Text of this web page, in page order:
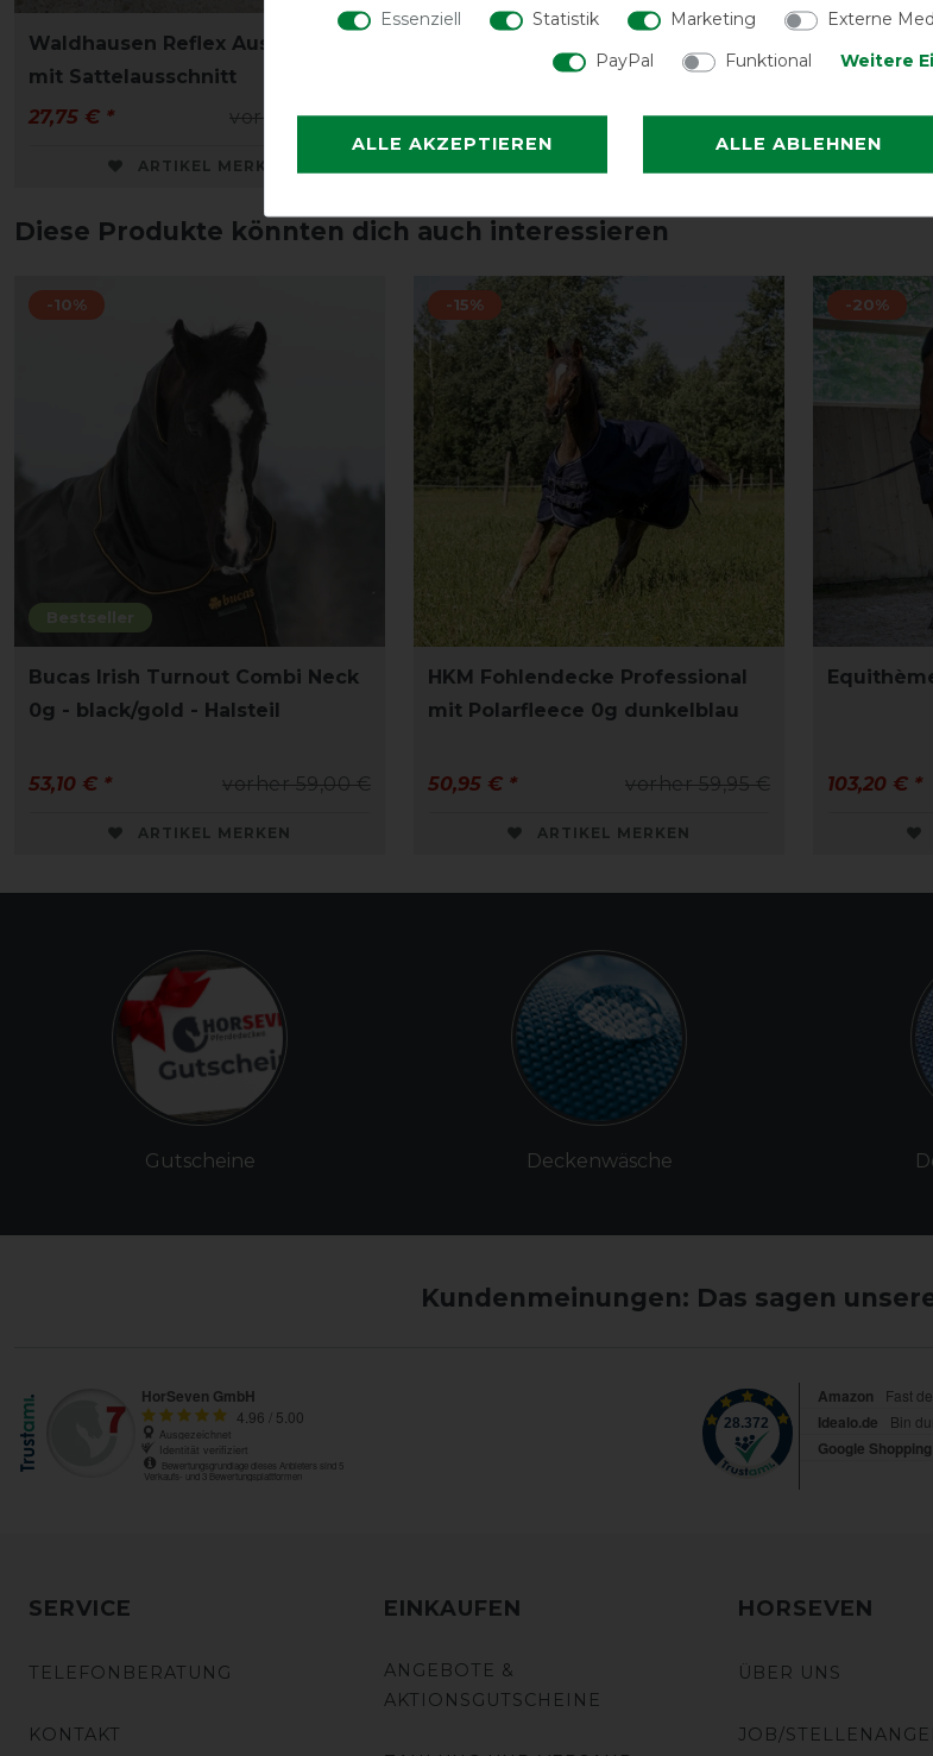
Waldhausen Reflex Ausreitdecke
mit Sattelausschnitt
vorher 31,95 €
27,75 € *
ARTIKEL MERKEN
Turnout 250g
vorher 291,90 €
262,75 € *
mit
17,35 € *
Diese Produkte könnten dich auch interessieren
Bestseller
-10%
Bucas Irish Turnout Combi Neck
0g - black/gold - Halsteil
vorher 59,00 €
53,10 € *
ARTIKEL MERKEN
-15%
HKM Fohlendecke Professional
mit Polarfleece 0g dunkelblau
vorher 59,95 €
50,95 € *
ARTIKEL MERKEN
-20%
103,20 € *
Gutscheine Deckenwäsche
Kundenmeinungen: Das sagen
SERVICE
TELEFONBERATUNG
KONTAKT
EINKAUFEN
ANGEBOTE &
AKTIONSGUTSCHEINE
HORSEVEN
ÜBER UNS
JOB/
Essenziell Statistik Marketing Externe
PayPal
Funktional Weitere
ALLE AKZEPTIEREN ALLE ABLEHNEN